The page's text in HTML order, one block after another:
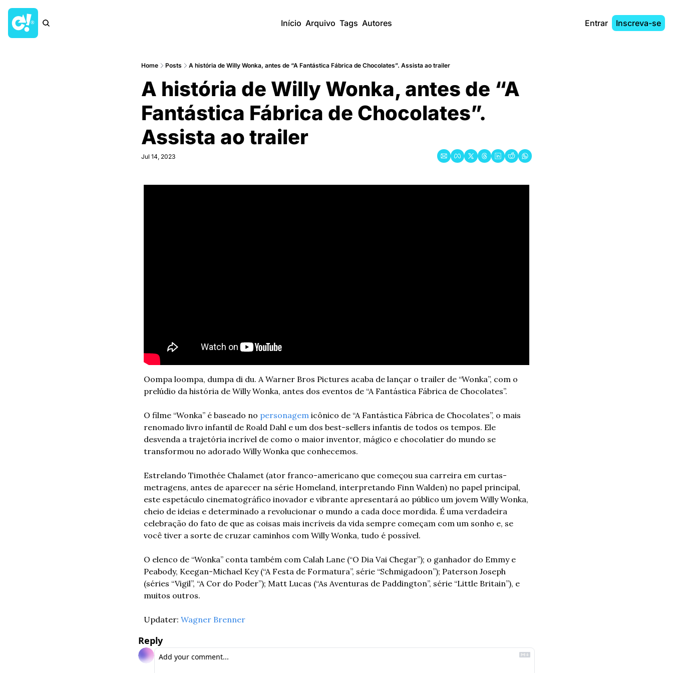
Início Arquivo Tags Autores Entrar Inscreva-se
Home Posts A história de Willy Wonka, antes de “A Fantástica Fábrica de Chocolates”. Assista ao trailer
A história de Willy Wonka, antes de “A
Fantástica Fábrica de Chocolates”.
Assista ao trailer
Jul 14, 2023
Oompa loompa, dumpa di du. A Warner Bros Pictures acaba de lançar o trailer de “Wonka”, com o
prelúdio da história de Willy Wonka, antes dos eventos de “A Fantástica Fábrica de Chocolates”.
O filme “Wonka” é baseado no personagem icônico de “A Fantástica Fábrica de Chocolates”, o mais
renomado livro infantil de Roald Dahl e um dos best-sellers infantis de todos os tempos. Ele
desvenda a trajetória incrível de como o maior inventor, mágico e chocolatier do mundo se
transformou no adorado Willy Wonka que conhecemos.
Estrelando Timothée Chalamet (ator franco-americano que começou sua carreira em curtas-
metragens, antes de aparecer na série Homeland, interpretando Finn Walden) no papel principal,
este espetáculo cinematográfico inovador e vibrante apresentará ao público um jovem Willy Wonka,
cheio de ideias e determinado a revolucionar o mundo a cada doce mordida. É uma verdadeira
celebração do fato de que as coisas mais incríveis da vida sempre começam com um sonho e, se
você tiver a sorte de cruzar caminhos com Willy Wonka, tudo é possível.
O elenco de “Wonka” conta também com Calah Lane (“O Dia Vai Chegar”); o ganhador do Emmy e
Peabody, Keegan-Michael Key (“A Festa de Formatura”, série “Schmigadoon”); Paterson Joseph
(séries “Vigil”, “A Cor do Poder”); Matt Lucas (“As Aventuras de Paddington”, série “Little Britain”), e
muitos outros.
Updater: Wagner Brenner
Reply